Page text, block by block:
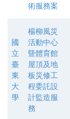
術服務案
國
立
臺
東
大
學
楊柳風災
活動中心
曁體育館
屋頂及地
板災修工
程委託設
計監造服
務